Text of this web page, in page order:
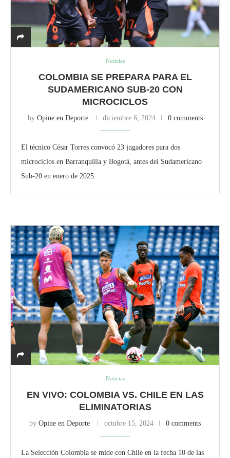
Noticias
COLOMBIA SE PREPARA PARA EL
SUDAMERICANO SUB-20 CON
MICROCICLOS
by Opine en Deporte diciembre 6, 2024 0 comments
El técnico César Torres convocó 23 jugadores para dos
microciclos en Barranquilla y Bogotá, antes del Sudamericano
Sub-20 en enero de 2025.
Noticias
EN VIVO: COLOMBIA VS. CHILE EN LAS
ELIMINATORIAS
by Opine en Deporte octubre 15, 2024 0 comments
La Selección Colombia se mide con Chile en la fecha 10 de las